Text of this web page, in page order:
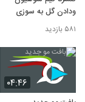
ودادن گل به سوزی
۵۸۱ بازدید
۰۴:۴۶